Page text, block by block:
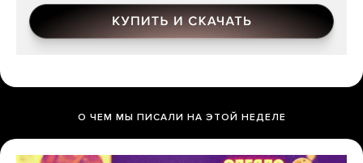
О ЧЕМ МЫ ПИСАЛИ НА ЭТОЙ НЕДЕЛЕ